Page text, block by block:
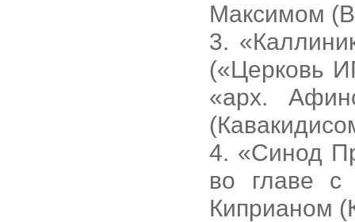
Максимом
3.
(«Церковь
«арх.
4. «Синод
во главе с
Киприаном